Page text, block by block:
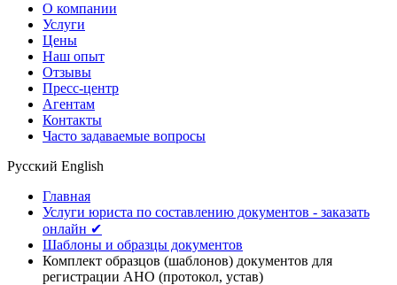
О компании
Услуги
Цены
Наш опыт
Отзывы
Пресс-центр
Агентам
Контакты
Часто задаваемые вопросы
Русский English
Главная
Услуги юриста по составлению документов - заказать
онлайн ✔
Шаблоны и образцы документов
Комплект образцов (шаблонов) документов для
регистрации АНО (протокол, устав)